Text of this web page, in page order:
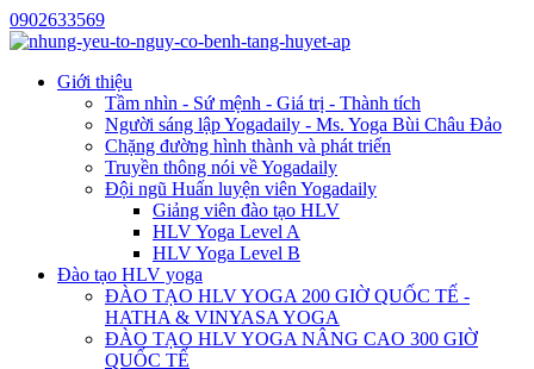
0902633569
Giới thiệu
Tầm nhìn - Sứ mệnh - Giá trị - Thành tích
Người sáng lập Yogadaily - Ms. Yoga Bùi Châu Đảo
Chặng đường hình thành và phát triển
Truyền thông nói về Yogadaily
Đội ngũ Huấn luyện viên Yogadaily
Giảng viên đào tạo HLV
HLV Yoga Level A
HLV Yoga Level B
Đào tạo HLV yoga
ĐÀO TẠO HLV YOGA 200 GIỜ QUỐC TẾ -
HATHA & VINYASA YOGA
ĐÀO TẠO HLV YOGA NÂNG CAO 300 GIỜ
QUỐC TẾ